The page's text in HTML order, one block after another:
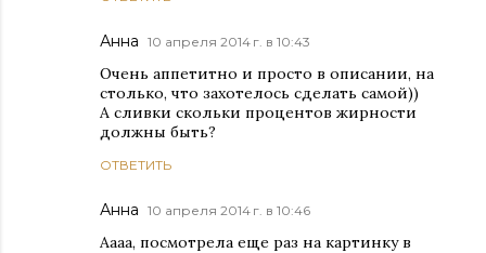
Анна 10 апреля 2014 г. в 10:43
Очень аппетитно и просто в описании, на
столько, что захотелось сделать самой))
А сливки скольки процентов жирности
должны быть?
ОТВЕТИТЬ
Анна 10 апреля 2014 г. в 10:46
Аааа, посмотрела еще раз на картинку в